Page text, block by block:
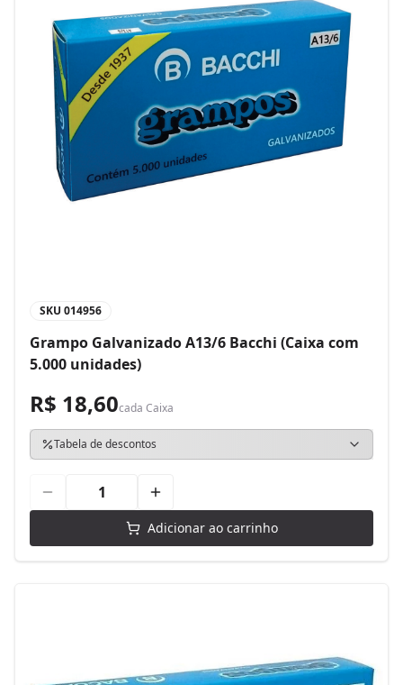
SKU 014956
Grampo Galvanizado A13/6 Bacchi (Caixa com
5.000 unidades)
R$ 18,60cada Caixa
Tabela de descontos
Adicionar ao carrinho